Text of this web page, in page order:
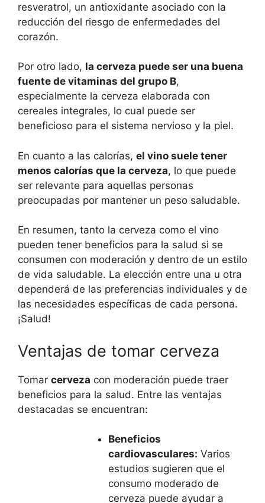
resveratrol, un antioxidante asociado con la
reducción del riesgo de enfermedades del
corazón.
Por otro lado, la cerveza puede ser una buena
fuente de vitaminas del grupo B,
especialmente la cerveza elaborada con
cereales integrales, lo cual puede ser
beneficioso para el sistema nervioso y la piel.
En cuanto a las calorías, el vino suele tener
menos calorías que la cerveza, lo que puede
ser relevante para aquellas personas
preocupadas por mantener un peso saludable.
En resumen, tanto la cerveza como el vino
pueden tener beneficios para la salud si se
consumen con moderación y dentro de un estilo
de vida saludable. La elección entre una u otra
dependerá de las preferencias individuales y de
las necesidades específicas de cada persona.
¡Salud!
Ventajas de tomar cerveza
Tomar cerveza con moderación puede traer
beneficios para la salud. Entre las ventajas
destacadas se encuentran:
Beneficios
cardiovasculares: Varios
estudios sugieren que el
consumo moderado de
cerveza puede ayudar a